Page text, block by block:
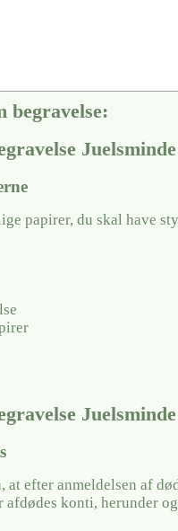
begravelse:
Juelsminde
papirer, du skal have
Juelsminde
at efter anmeldelsen af
konti, herunder